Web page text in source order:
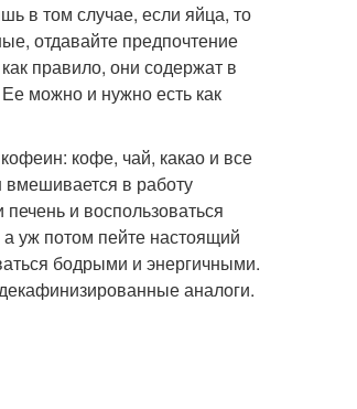
в том случае, если яйца, то
отдавайте предпочтение
правило, они содержат в
можно и нужно есть как
кофе, чай, какао и все
в работу
и воспользоваться
уж потом пейте настоящий
бодрыми и энергичными.
аналоги.